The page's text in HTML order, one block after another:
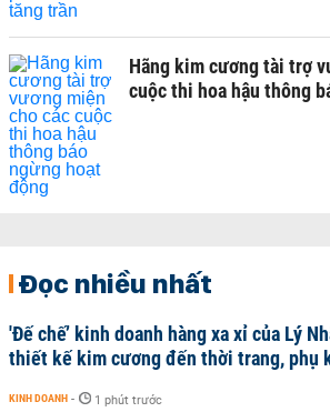
Hãng kim cương tài trợ
cuộc thi hoa hậu thông
Đọc nhiều nhất
'Đế chế’ kinh doanh hàng xa xỉ của Lý
thiết kế kim cương đến thời trang, phụ
KINH DOANH - 1 phút trước